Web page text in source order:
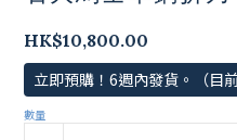
HK$10,800.00
立即預購！6週內發貨。（目
數量